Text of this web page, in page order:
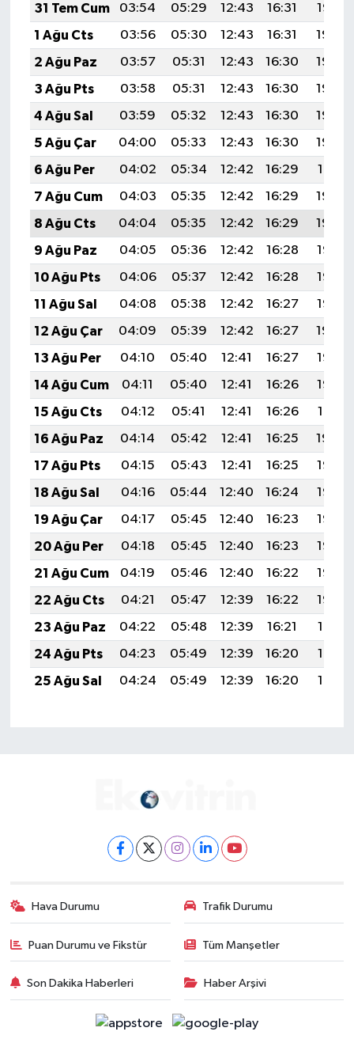
31 Tem Cum
03:54 05:29 12:43 16:31
19:47
1 Ağu Cts
03:56 05:30 12:43 16:31
19:46
2 Ağu Paz
03:57 05:31 12:43 16:30
19:45
3 Ağu Pts
03:58 05:31 12:43 16:30
19:44
4 Ağu Sal
03:59 05:32 12:43 16:30
19:43
5 Ağu Çar
04:00 05:33 12:43 16:30
19:42
6 Ağu Per
04:02 05:34 12:42 16:29
19:41
7 Ağu Cum
04:03 05:35 12:42 16:29
19:40
8 Ağu Cts
04:04 05:35 12:42 16:29
19:39
9 Ağu Paz
04:05 05:36 12:42 16:28
19:38
10 Ağu Pts
04:06 05:37 12:42 16:28
19:37
11 Ağu Sal
04:08 05:38 12:42 16:27
19:36
12 Ağu Çar
04:09 05:39 12:42 16:27
19:34
13 Ağu Per
04:10 05:40 12:41 16:27
19:33
14 Ağu Cum
04:11 05:40 12:41 16:26
19:32
15 Ağu Cts
04:12 05:41 12:41 16:26
19:31
16 Ağu Paz
04:14 05:42 12:41 16:25
19:30
17 Ağu Pts
04:15 05:43 12:41 16:25
19:28
18 Ağu Sal
04:16 05:44 12:40 16:24
19:27
19 Ağu Çar
04:17 05:45 12:40 16:23
19:26
20 Ağu Per
04:18 05:45 12:40 16:23
19:25
21 Ağu Cum
04:19 05:46 12:40 16:22
19:23
22 Ağu Cts
04:21 05:47 12:39 16:22
19:22
23 Ağu Paz
04:22 05:48 12:39 16:21
19:21
24 Ağu Pts
04:23 05:49 12:39 16:20
19:19
25 Ağu Sal
04:24 05:49 12:39 16:20 19:18
Hava Durumu Trafik Durumu
Puan Durumu ve Fikstür Tüm Manşetler
Son Dakika Haberleri Haber Arşivi